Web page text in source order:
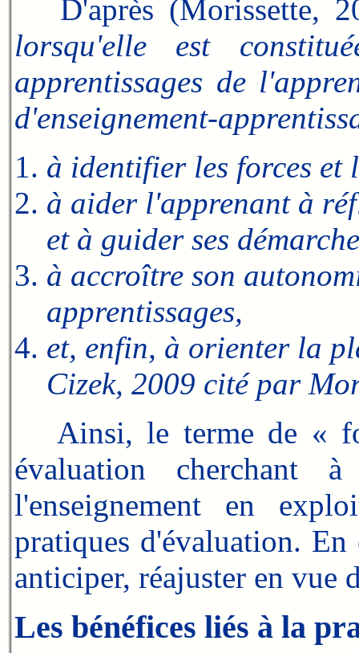
D'après (Morissette,
lorsqu'elle est
apprentissages de
d'enseignement-
à identifier les forces et
à aider l'apprenant à
et à guider ses
à accroître son
apprentissages,
et, enfin, à orienter la
Cizek, 2009 cité par
Ainsi, le terme de «
évaluation cherchant
l'enseignement en
pratiques d'évaluation.
anticiper, réajuster en vue
Les bénéfices liés à la